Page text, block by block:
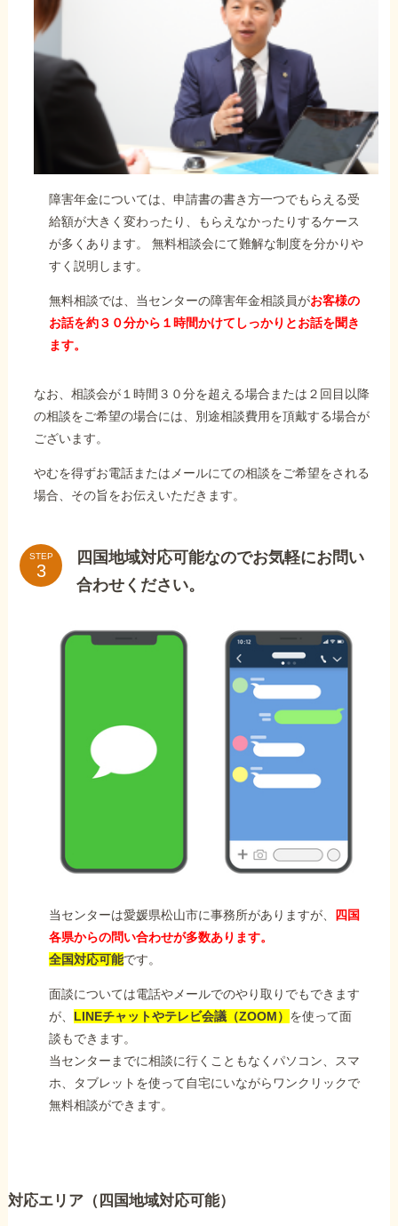
障害年金については、申請書の書き方一つでもらえる受
給額が大きく変わったり、もらえなかったりするケース
が多くあります。 無料相談会にて難解な制度を分かりや
すく説明します。
無料相談では、当センターの障害年金相談員がお客様の
お話を約３０分から１時間かけてしっかりとお話を聞き
ます。
なお、相談会が１時間３０分を超える場合または２回目以降
の相談をご希望の場合には、別途相談費用を頂戴する場合が
ございます。
やむを得ずお電話またはメールにての相談をご希望をされる
場合、その旨をお伝えいただきます。
STEP
四国地域対応可能なのでお気軽にお問い
合わせください。
当センターは愛媛県松山市に事務所がありますが、
四国
各県からの問い合わせが多数あります。
全国対応可能です。
面談については電話やメールでのやり取りでもできます
が、 LINEチャットやテレビ会議（ZOOM） を使って面
談もできます。
当センターまでに相談に行くこともなくパソコン、スマ
ホ、タブレットを使って自宅にいながらワンクリックで
無料相談ができます。
対応エリア（四国地域対応可能）